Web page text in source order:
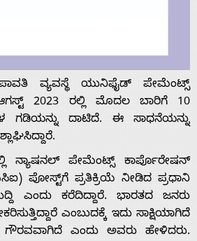
ವ್ಯವಸ್ಥೆ ಯುನಿಫೈಡ್ ಪೇಮೆಂಟ್ಸ್
2023 ರಲ್ಲಿ ಮೊದಲ ಬಾರಿಗೆ 10
ಗಡಿಯನ್ನು ದಾಟಿದೆ. ಈ ಸಾಧನೆಯನ್ನು
ನ್ಯಾಷನಲ್ ಪೇಮೆಂಟ್ಸ್ ಕಾರ್ಪೊರೇಷನ್
ಪೋಸ್ಟ್‌ಗೆ ಪ್ರತಿಕ್ರಿಯೆ ನೀಡಿದ ಪ್ರಧಾನಿ
ಎಂದು ಕರೆದಿದ್ದಾರೆ. ಭಾರತದ ಜನರು
ಎಂಬುದಕ್ಕೆ ಇದು ಸಾಕ್ಷಿಯಾಗಿದೆ
ಗೌರವವಾಗಿದೆ ಎಂದು ಅವರು ಹೇಳಿದರು.